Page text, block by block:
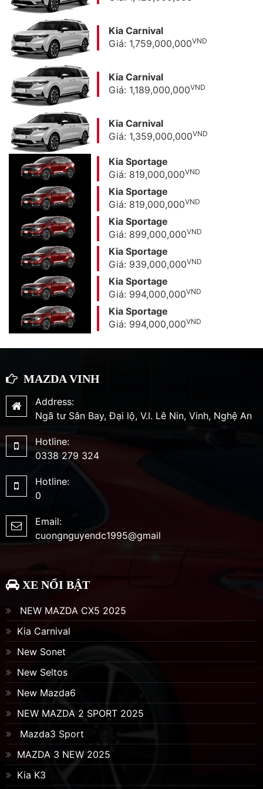
Kia Carnival
Giá: 1,759,000,000VND
Kia Carnival
Giá: 1,189,000,000VND
Kia Carnival
Giá: 1,359,000,000VND
Kia Sportage
Giá: 819,000,000VND
Kia Sportage
Giá: 819,000,000VND
Kia Sportage
Giá: 899,000,000VND
Kia Sportage
Giá: 939,000,000VND
Kia Sportage
Giá: 994,000,000VND
Kia Sportage
Giá: 994,000,000VND
MAZDA VINH
Address:
Ngã tư Sân Bay, Đại lộ, V.I. Lê Nin, Vinh, Nghệ An
Hotline:
0338 279 324
Hotline:
0
Email:
cuongnguyendc1995@gmail
XE NỔI BẬT
NEW MAZDA CX5 2025
Kia Carnival
New Sonet
New Seltos
New Mazda6
NEW MAZDA 2 SPORT 2025
Mazda3 Sport
MAZDA 3 NEW 2025
Kia K3